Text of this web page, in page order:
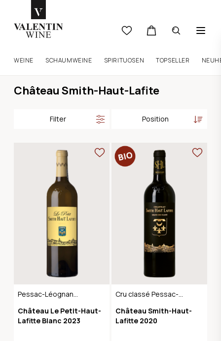
WEINE SCHAUMWEINE SPIRITUOSEN TOPSELLER
Château Smith-Haut-Lafite
Filter
Pessac-Léognan
AOC
Château Le Petit-Haut-
Lafitte Blanc 2023
Cru classé Pessac-
Léognan AOC
Château Smith-Haut-
Lafitte 2020